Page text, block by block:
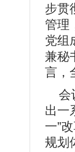
步贯
管理
党组
兼秘
言，
会
出一
一”
规划